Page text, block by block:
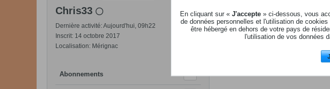
Chris33
Dernière activité: Aujourd'hui, 09h22
Inscrit: 14 octobre 2017
Localisation: Mérignac
Abonnements
En cliquant sur « J'accepte » ci-dessous, vous
de données personnelles et l'utilisation de
être hébergé en dehors de votre pays de
l'utilisation de vos données